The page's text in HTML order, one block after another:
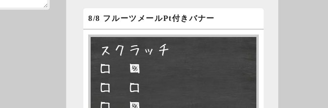
明日、6月7日分の更新は昼頃にな
ってしまいそうです。申し訳ござ
いません。
6/2 10:04
永久不滅.comの本日分の更新が完
了しました。
8/8 フルーツメールPt付きバナー
スクラッチ
□ ■
□ □